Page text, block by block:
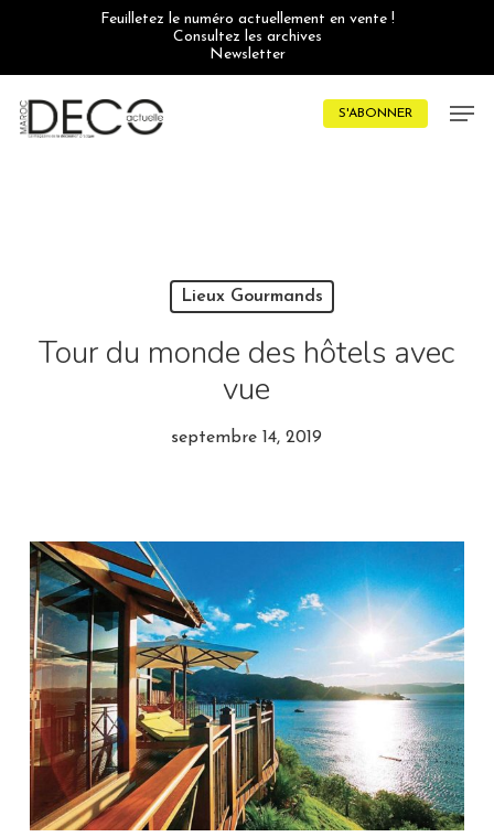
Feuilletez le numéro actuellement en vente !
Consultez les archives
Newsletter
S'ABONNER
Lieux Gourmands
Tour du monde des hôtels avec
vue
septembre 14, 2019